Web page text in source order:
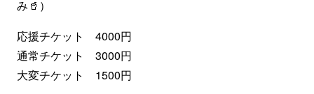
み🥤）
応援チケット 4000円
通常チケット 3000円
大変チケット 1500円